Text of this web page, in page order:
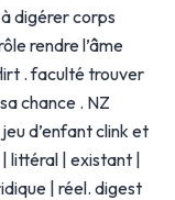
digérer corps
rendre l’âme
. faculté trouver
chance . NZ
d’enfant clink et
| existant |
| réel. digest